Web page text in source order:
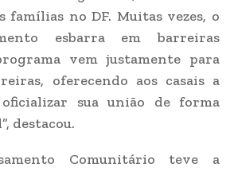
famílias no DF. Muitas vezes, o
esbarra em barreiras
vem justamente para
oferecendo aos casais a
sua união de forma
destacou.
Comunitário teve a